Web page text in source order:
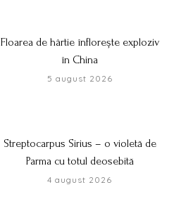
Floarea de hârtie înflorește exploziv
în China
5 august 2026
Streptocarpus Sirius – o violetă de
Parma cu totul deosebită
4 august 2026